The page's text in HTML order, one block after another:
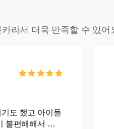
카라서 더욱 만족할 수 있어
도 했고 아이들
불편해해서 카